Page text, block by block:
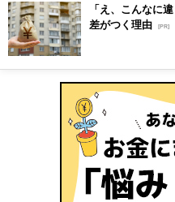
「え、こんなに
差がつく理由 [PR]